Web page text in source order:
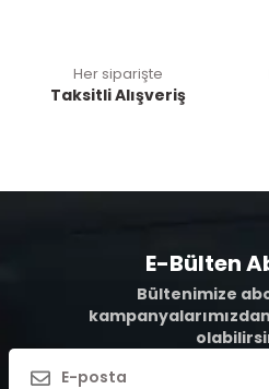
Her siparişte
Taksitli Alışveriş
E-Bülten
Bültenimize